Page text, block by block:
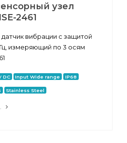
узел
2461
вибрации с защитой
измеряющий по 3 осям
DC Input Wide range IP68
Stainless Steel